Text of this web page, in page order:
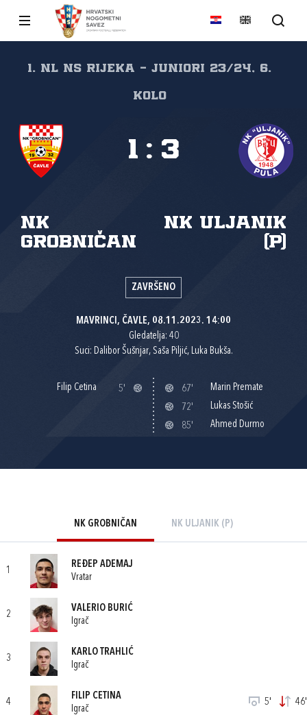
1. NL NS Rijeka - juniori 23/24, 6.
kolo
NK
Grobničan
NK Uljanik
(P)
1 : 3
ZAVRŠENO
MAVRINCI, ČAVLE, 08.11.2023. 14:00
Gledatelja: 40
Suci: Dalibor Šušnjar, Saša Piljić, Luka Bukša.
Filip Cetina 5' 67'
Marin Premate
72'
Lukas Stošić
85'
Ahmed Durmo
NK GROBNIČAN NK ULJANIK (P)
1
REĐEP ADEMAJ
Vratar
2
VALERIO BURIĆ
Igrač
3
KARLO TRAHLIĆ
Igrač
4
FILIP CETINA
Igrač
5' 46'